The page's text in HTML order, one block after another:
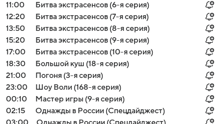
11:00
Битва экстрасенсов (6-я серия)
12:20
Битва экстрасенсов (7-я серия)
13:50
Битва экстрасенсов (8-я серия)
15:20
Битва экстрасенсов (9-я серия)
17:00
Битва экстрасенсов (10-я серия)
18:30
Большой куш (18-я серия)
21:00
Погоня (3-я серия)
23:00
Шоу Воли (168-я серия)
00:10
Мастер игры (9-я серия)
02:15
Однажды в России (Спецдайджест)